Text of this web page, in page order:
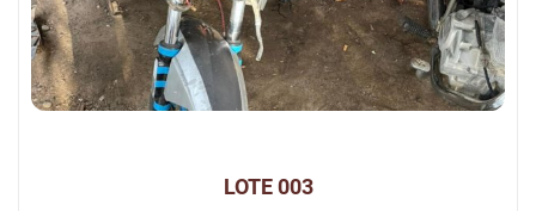
LOTE 003